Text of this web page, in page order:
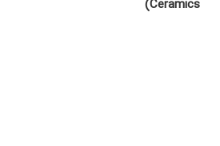
Ceramics)